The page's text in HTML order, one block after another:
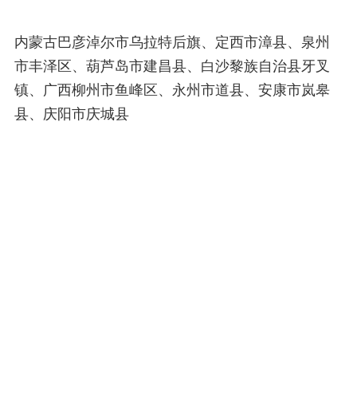
内蒙古巴彦淖尔市乌拉特后旗、定西市漳县、泉州
市丰泽区、葫芦岛市建昌县、白沙黎族自治县牙叉
镇、广西柳州市鱼峰区、永州市道县、安康市岚皋
县、庆阳市庆城县